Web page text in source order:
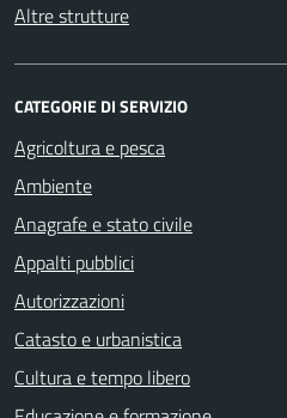
Altre strutture
CATEGORIE DI SERVIZIO
Agricoltura e pesca
Ambiente
Anagrafe e stato civile
Appalti pubblici
Autorizzazioni
Catasto e urbanistica
Cultura e tempo libero